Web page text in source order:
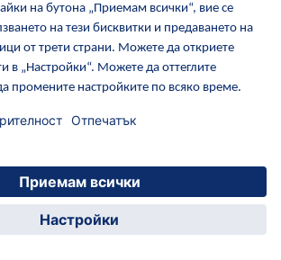
може да ви
приложение за деца